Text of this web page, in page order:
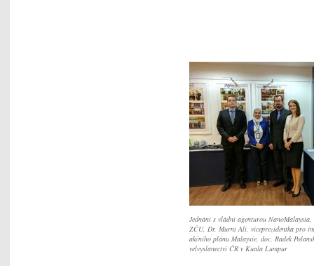
Jednání s vládní agenturou
ZČU, Dr. Murni Ali, viceprezidentka pro
akčního plánu Malaysie, doc. Radek
velvyslanectví ČR v Kuala Lumpur